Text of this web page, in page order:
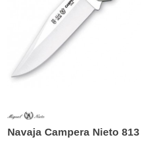
Navaja Campera Nieto 813